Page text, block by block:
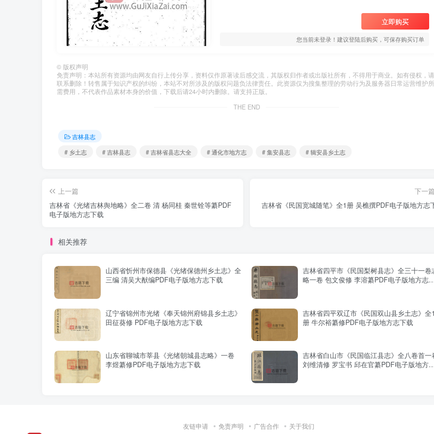
立即购买
您当前未登录！建议登陆后购买，可保存购买订单
© 版权声明
免责声明：本站所有资源均由网友自行上传分享，资料仅作原著读后感交流，其版权归作者或出版社所有，不得用于商业。如有侵权，请
联系删除！转售属于知识产权的纠纷，本站不对所涉及的版权问题负法律责任。此资源仅为搜集整理的劳动行为及服务器日常运营维护所
需费用，不代表作品素材本身的价值，下载后请24小时内删除。请支持正版。
THE END
吉林县志
# 乡土志
# 吉林县志 # 吉林省县志大全 # 通化市地方志 # 集安县志 # 辑安县乡土志
上一篇
吉林省《光绪吉林舆地略》全二卷 清 杨同桂 秦世铨等纂PDF
电子版地方志下载
下一篇
吉林省《民国宽城随笔》全1册 吴樵撰PDF电子版地方志
相关推荐
山西省忻州市保德县《光绪保德州乡土志》全
三编 清吴大猷编PDF电子版地方志下载
吉林省四平市《民国梨树县志》全三十一卷
略一卷 包文俊修 李溶纂PDF电子版地方志
辽宁省锦州市光绪《奉天锦州府锦县乡土志》
田征葵修 PDF电子版地方志下载
吉林省四平双辽市《民国双山县乡土志》全1
册 牛尔裕纂修PDF电子版地方志下载
山东省聊城市莘县《光绪朝城县志略》一卷
李煜纂修PDF电子版地方志下载
吉林省白山市《民国临江县志》全八卷首一
刘维清修 罗宝书 邱在官纂PDF电子版地方
友链申请 免责声明 广告合作 关于我们